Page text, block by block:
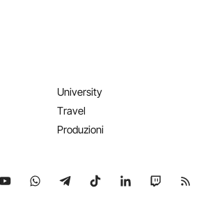
University
Travel
Produzioni
su X su YouTube
Seguici su WhatsApp
Seguici su Telegram
Seguici su TikTok
Seguici su
Seguici